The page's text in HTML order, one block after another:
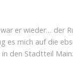
er wieder… der
es mich auf die
in den Stadtteil